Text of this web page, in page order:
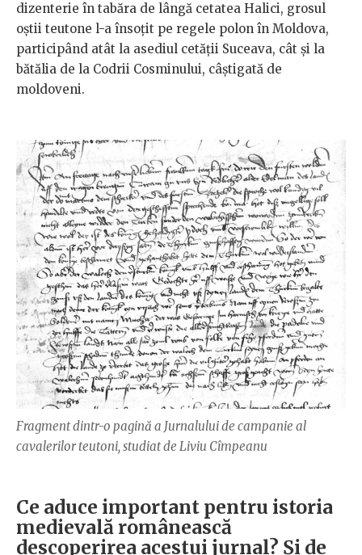
dizenterie în tabăra de lângă cetatea Halici, grosul
oştii teutone l-a însoţit pe regele polon în Moldova,
participând atât la asediul cetăţii Suceava, cât şi la
bătălia de la Codrii Cosminului, câştigată de
moldoveni.
Fragment dintr-o pagină a Jurnalului de campanie al
cavalerilor teutoni, studiat de Liviu Cîmpeanu
Ce aduce important pentru istoria
medievală românească
descoperirea acestui jurnal? Și de